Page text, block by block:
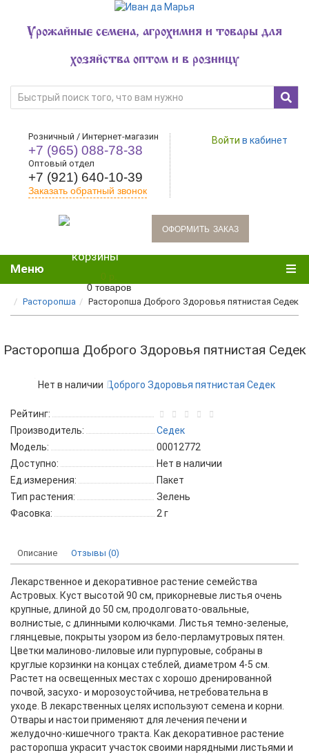
Урожайные семена, агрохимия и товары для
хозяйства оптом и в розницу
Розничный / Интернет-магазин
+7 (965) 088-78-38
Оптовый отдел
+7 (921) 640-10-39
Заказать обратный звонок
Войти в кабинет
oформить заказ
0 товаров
Меню
Расторопша Расторопша Доброго Здоровья пятнистая Седек
Расторопша Доброго Здоровья пятнистая Седек
Нет в наличии
Рейтинг:
Производитель:
Седек
Модель:
00012772
Доступно:
Нет в наличии
Ед.измерения:
Пакет
Тип растения:
Зелень
Фасовка:
2 г
Описание Отзывы (0)
Лекарственное и декоративное растение семейства
Астровых. Куст высотой 90 см, прикорневые листья очень
крупные, длиной до 50 см, продолговато-овальные,
волнистые, с длинными колючками. Листья темно-зеленые,
глянцевые, покрыты узором из бело-перламутровых пятен.
Цветки малиново-лиловые или пурпуровые, собраны в
круглые корзинки на концах стеблей, диаметром 4-5 см.
Растет на освещенных местах с хорошо дренированной
почвой, засухо- и морозоустойчива, нетребовательна в
уходе. В лекарственных целях используют семена и корни.
Отвары и настои применяют для лечения печени и
желудочно-кишечного тракта. Как декоративное растение
расторопша украсит участок своими нарядными листьями и